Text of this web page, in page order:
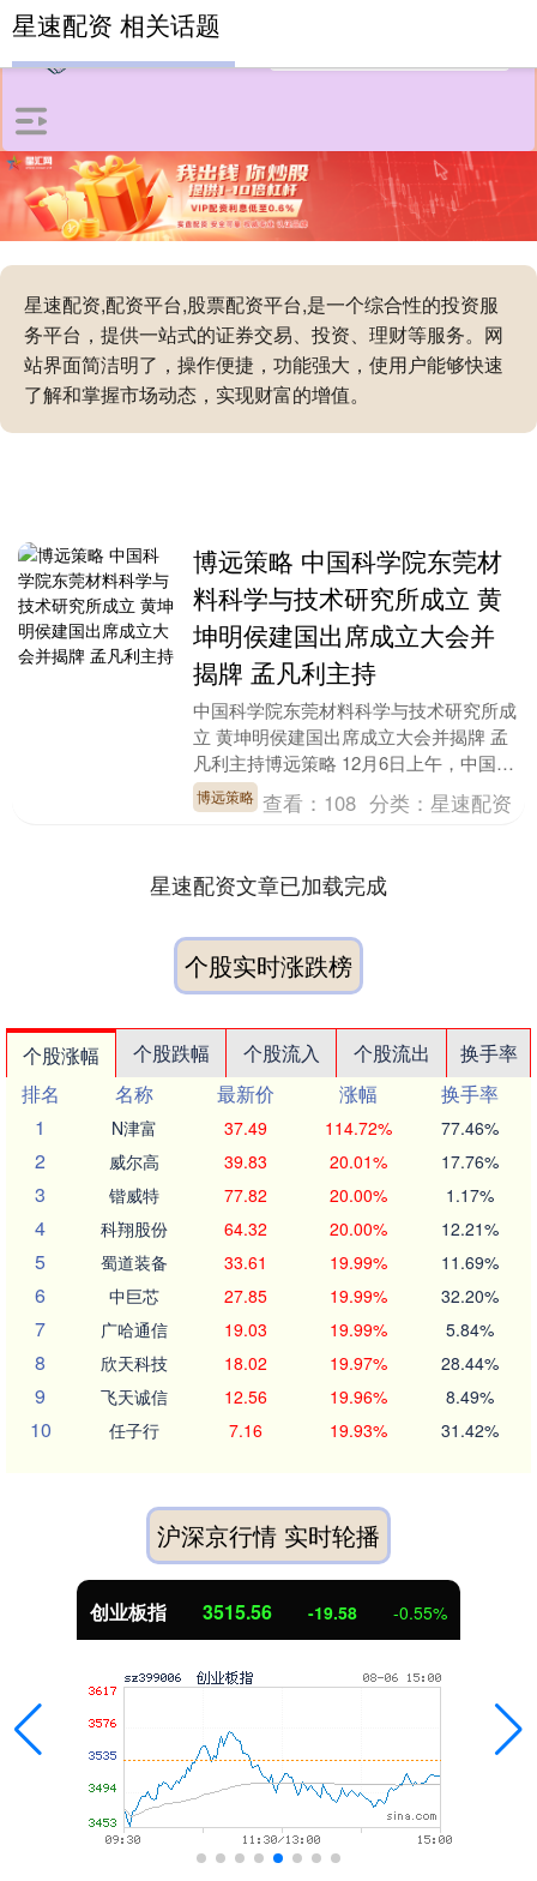
星速配资,配资平台,股票配资平台,是一个综合性的投资服
务平台，提供一站式的证券交易、投资、理财等服务。网
站界面简洁明了，操作便捷，功能强大，使用户能够快速
了解和掌握市场动态，实现财富的增值。
星速配资 相关话题
博远策略 中国科学院东莞材
料科学与技术研究所成立 黄
坤明侯建国出席成立大会并
揭牌 孟凡利主持
中国科学院东莞材料科学与技术研究所成
立 黄坤明侯建国出席成立大会并揭牌 孟
凡利主持博远策略 12月6日上午，中国科
学院东莞材料科学与技术研究所成立大会
在东莞举行....
博远策略 查看： 108 分类：星速配资
星速配资文章已加载完成
个股实时涨跌榜
个股涨幅 个股跌幅 个股流入 个股流出
换手率
排名
名称 最新价 涨幅
换手率
1
N津富 37.49 114.72% 77.46%
2 威尔高 39.83 20.01% 17.76%
3 锴威特 77.82 20.00% 1.17%
4 科翔股份 64.32 20.00% 12.21%
5 蜀道装备 33.61 19.99% 11.69%
6 中巨芯 27.85 19.99% 32.20%
7 广哈通信 19.03 19.99% 5.84%
8 欣天科技 18.02 19.97% 28.44%
9 飞天诚信 12.56 19.96% 8.49%
10 任子行 7.16 19.93% 31.42%
沪深京行情 实时轮播
创业板指 3515.56 -19.58 -0.55%